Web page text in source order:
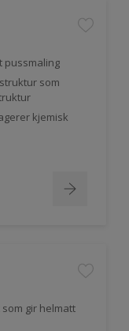
pussmaling
som
kjemisk
gir helmatt